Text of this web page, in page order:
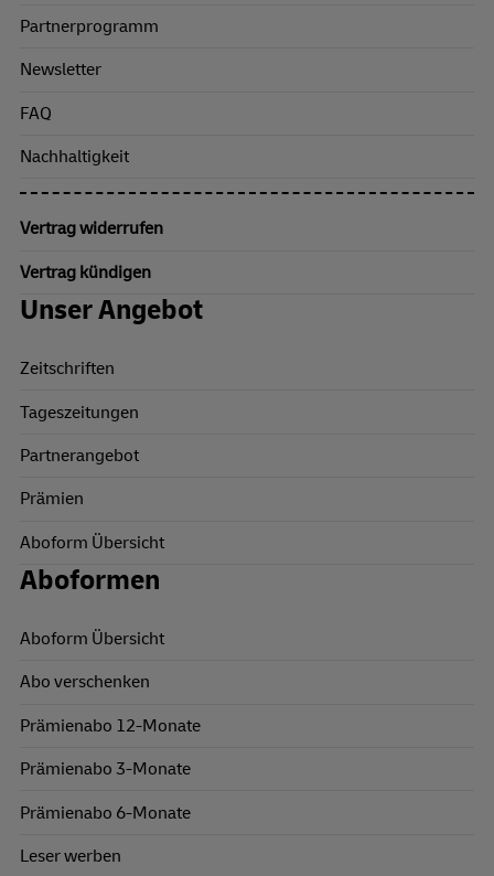
Partnerprogramm
Newsletter
FAQ
Nachhaltigkeit
Vertrag widerrufen
Vertrag kündigen
Unser Angebot
Zeitschriften
Tageszeitungen
Partnerangebot
Prämien
Aboform Übersicht
Aboformen
Aboform Übersicht
Abo verschenken
Prämienabo 12-Monate
Prämienabo 3-Monate
Prämienabo 6-Monate
Leser werben